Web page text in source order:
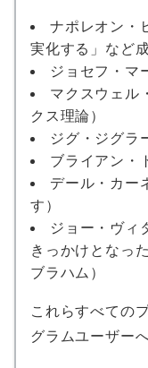
ナポレオン・
実化する」など
ジョセフ・マ
マクスウェル
クス理論）
ジグ・ジグラ
ブライアン・
デール・カー
す）
ジョー・ヴィ
きっかけとなっ
ブラハム）
これらすべての
グラムユーザー